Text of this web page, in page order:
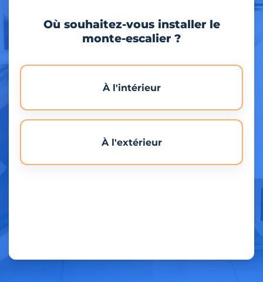
Où souhaitez-vous installer le
monte-escalier ?
À l'intérieur
À l'extérieur